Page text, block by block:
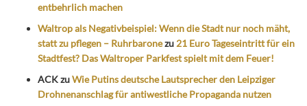
entbehrlich machen
Waltrop als Negativbeispiel: Wenn die Stadt nur noch mäht,
statt zu pflegen – Ruhrbaronezu 21 Euro Tageseintritt für ein
Stadtfest? Das Waltroper Parkfest spielt mit dem Feuer!
ACKzuWie Putins deutsche Lautsprecher den Leipziger
Drohnenanschlag für antiwestliche Propaganda nutzen